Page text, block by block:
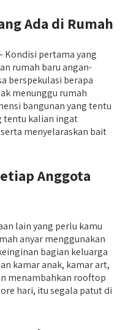
Ada di Rumah
Kondisi pertama yang
rumah baru angan-
berspekulasi berapa
menunggu rumah
bangunan yang tentu
tentu kalian ingat
menyelaraskan bait
Anggota
lain yang perlu kamu
anyar menggunakan
bagian keluarga
kamar anak, kamar art,
menambahkan rooftop
hari, itu segala patut di